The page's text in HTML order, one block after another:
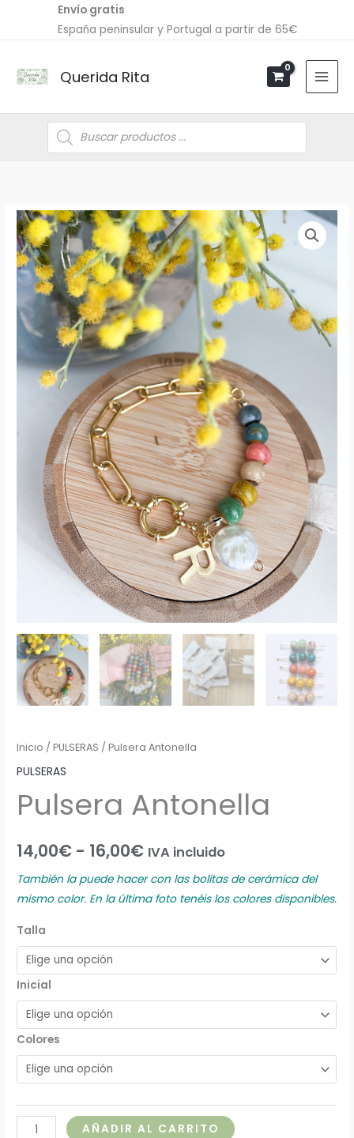
Envío gratis
España peninsular y Portugal a partir de 65€
Querida Rita
Búsqueda
de
productos
Inicio /PULSERAS / Pulsera Antonella
PULSERAS
Pulsera Antonella
14,00€ - 16,00€
Rango
de
precios:
desde
14,00€
hasta
16,00€
IVA incluido
También la puede hacer con las bolitas de cerámica del
mismo color. En la última foto tenéis los colores disponibles.
Talla
Inicial
Colores
Pulsera
Antonella
cantidad
AÑADIR AL CARRITO